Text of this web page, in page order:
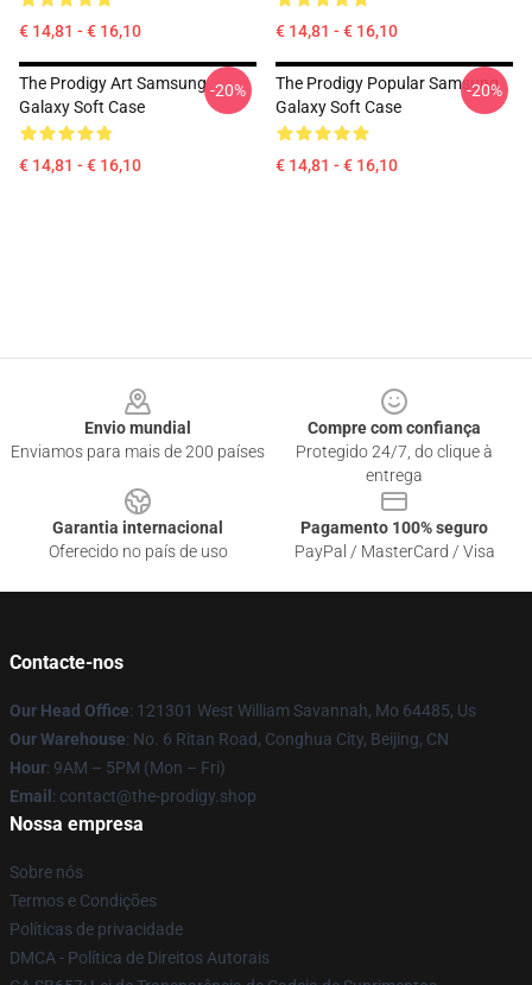
€ 14,81 - € 16,10 € 14,81 - € 16,10
The Prodigy Art Samsung
Galaxy Soft Case
€ 14,81 - € 16,10
-20%
The Prodigy Popular Samsung
Galaxy Soft Case
€ 14,81 - € 16,10
-20%
Envio mundial
Enviamos para mais de 200 países
Compre com confiança
Protegido 24/7, do clique à
entrega
Garantia internacional
Oferecido no país de uso
Pagamento 100% seguro
PayPal / MasterCard / Visa
Contacte-nos
Our Head Office: 121301 West William Savannah, Mo 64485, Us
Our Warehouse: No. 6 Ritan Road, Conghua City, Beijing, CN
Hour: 9AM – 5PM (Mon – Fri)
Email : contact@the-prodigy.shop
Nossa empresa
Sobre nós
Termos e Condições
Políticas de privacidade
DMCA - Política de Direitos Autorais